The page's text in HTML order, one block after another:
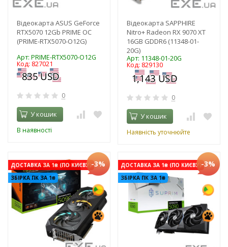
Відеокарта ASUS GeForce
RTX5070 12Gb PRIME OC
(PRIME-RTX5070-O12G)
Арт: PRIME-RTX5070-O12G
Код: 827021
0
У кошик
В наявності
Відеокарта SAPPHIRE
Nitro+ Radeon RX 9070 XT
16GB GDDR6 (11348-01-
20G)
Арт: 11348-01-20G
Код: 829130
0
У кошик
Наявність уточнюйте
ДОСТАВКА ЗА 1₴ (ПО КИЄВУ)
ЗБІРКА ПК ЗА 1₴
-3%
ДОСТАВКА ЗА 1₴ (ПО КИЄВУ)
ЗБІРКА ПК ЗА 1₴
-3%